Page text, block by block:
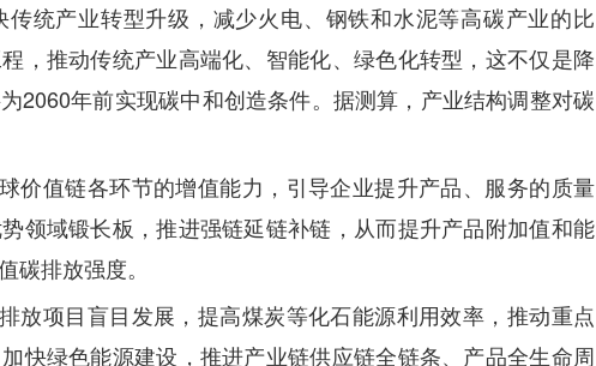
统产业转型升级，减少火电、钢铁和水泥等高碳产业的比
，推动传统产业高端化、智能化、绿色化转型，这不仅是降
2060年前实现碳中和创造条件。据测算，产业结构调整对碳
价值链各环节的增值能力，引导企业提升产品、服务的质量
领域锻长板，推进强链延链补链，从而提升产品附加值和能
碳排放强度。
放项目盲目发展，提高煤炭等化石能源利用效率，推动重点
快绿色能源建设，推进产业链供应链全链条、产品全生命周